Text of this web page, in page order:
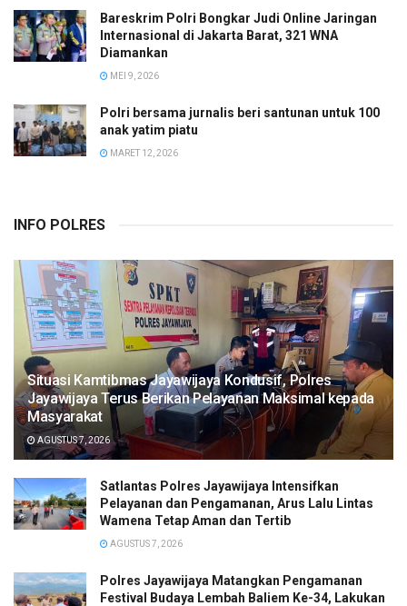
Bareskrim Polri Bongkar Judi Online Jaringan
Internasional di Jakarta Barat, 321 WNA
Diamankan
MEI 9, 2026
Polri bersama jurnalis beri santunan untuk 100
anak yatim piatu
MARET 12, 2026
INFO POLRES
Situasi Kamtibmas Jayawijaya Kondusif, Polres
Jayawijaya Terus Berikan Pelayanan Maksimal kepada
Masyarakat
AGUSTUS 7, 2026
Satlantas Polres Jayawijaya Intensifkan
Pelayanan dan Pengamanan, Arus Lalu Lintas
Wamena Tetap Aman dan Tertib
AGUSTUS 7, 2026
Polres Jayawijaya Matangkan Pengamanan
Festival Budaya Lembah Baliem Ke-34, Lakukan